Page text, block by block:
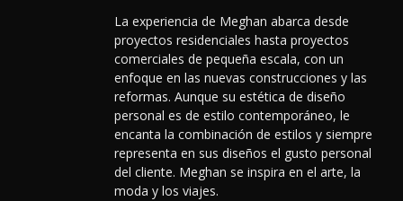
La experiencia de Meghan abarca desde
proyectos residenciales hasta proyectos
comerciales de pequeña escala, con un
enfoque en las nuevas construcciones y las
reformas. Aunque su estética de diseño
personal es de estilo contemporáneo, le
encanta la combinación de estilos y siempre
representa en sus diseños el gusto personal
del cliente. Meghan se inspira en el arte, la
moda y los viajes.